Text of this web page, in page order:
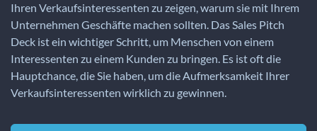
Ihren Verkaufsinteressenten zu zeigen, warum sie mit Ihrem
Unternehmen Geschäfte machen sollten. Das Sales Pitch
Deck ist ein wichtiger Schritt, um Menschen von einem
Interessenten zu einem Kunden zu bringen. Es ist oft die
Hauptchance, die Sie haben, um die Aufmerksamkeit Ihrer
Verkaufsinteressenten wirklich zu gewinnen.